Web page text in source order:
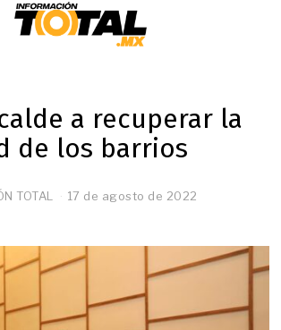
a recuperar la
de los barrios
TOTAL 17 de agosto de 2022